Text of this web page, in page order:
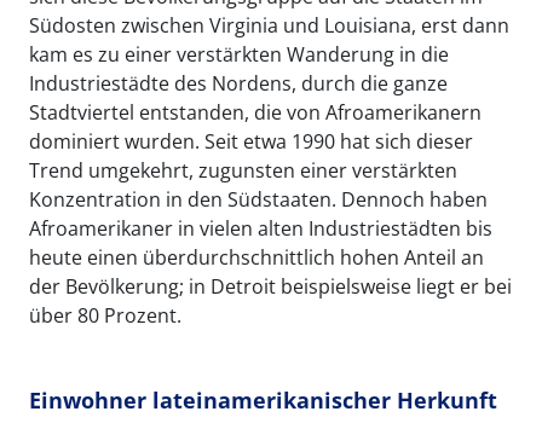
Südosten zwischen Virginia und Louisiana, erst dann
kam es zu einer verstärkten Wanderung in die
Industriestädte des Nordens, durch die ganze
Stadtviertel entstanden, die von Afroamerikanern
dominiert wurden. Seit etwa 1990 hat sich dieser
Trend umgekehrt, zugunsten einer verstärkten
Konzentration in den Südstaaten. Dennoch haben
Afroamerikaner in vielen alten Industriestädten bis
heute einen überdurchschnittlich hohen Anteil an
der Bevölkerung; in Detroit beispielsweise liegt er bei
über 80 Prozent.
Einwohner lateinamerikanischer Herkunft